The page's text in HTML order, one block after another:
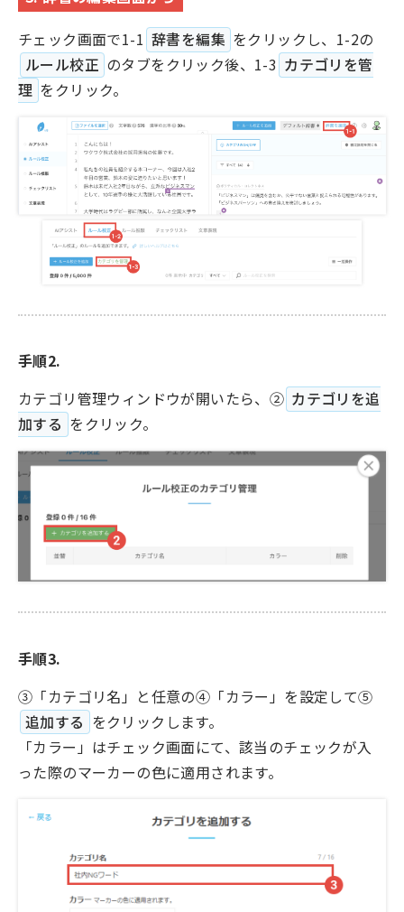
チェック画面で1-1 辞書を編集 をクリックし、1-2の
ルール校正 のタブをクリック後、1-3 カテゴリを管
理 をクリック。
手順2.
カテゴリ管理ウィンドウが開いたら、② カテゴリを追
加する をクリック。
手順3.
③「カテゴリ名」と任意の④「カラー」を設定して⑤
追加する をクリックします。
「カラー」はチェック画面にて、該当のチェックが入
った際のマーカーの色に適用されます。